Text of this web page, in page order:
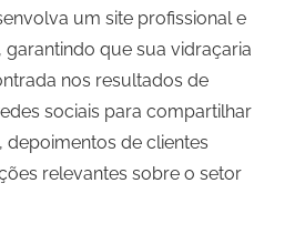
um site profissional e
garantindo que sua vidraçaria
nos resultados de
sociais para compartilhar
de clientes
relevantes sobre o setor